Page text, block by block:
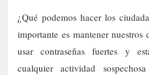
¿Qué podemos hacer los
importante es mantener nuestros
usar contraseñas fuertes y
cualquier actividad